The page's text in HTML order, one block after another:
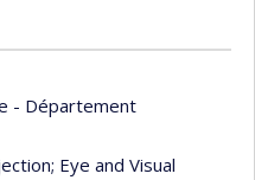
- Département
; Eye and Visual